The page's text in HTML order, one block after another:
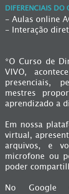
DIFERENCIAIS DO
- Aulas online
- Interação
*O Curso de
VIVO,
presenciais,
mestres
aprendizado a
Em nossa
virtual,
arquivos, e
microfone ou
poder
No Google